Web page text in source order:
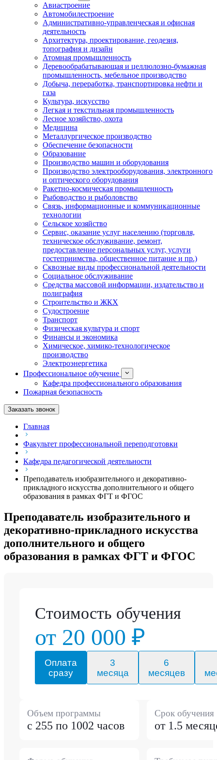
Авиастроение
Автомобилестроение
Административно-управленческая и офисная
деятельность
Архитектура, проектирование, геодезия,
топография и дизайн
Атомная промышленность
Деревообрабатывающая и целлюлозно-бумажная
промышленность, мебельное производство
Добыча, переработка, транспортировка нефти и
газа
Культура, искусство
Легкая и текстильная промышленность
Лесное хозяйство, охота
Медицина
Металлургическое производство
Обеспечение безопасности
Образование
Производство машин и оборудования
Производство электрооборудования, электронного
и оптического оборудования
Ракетно-космическая промышленность
Рыбоводство и рыболовство
Связь, информационные и коммуникационные
технологии
Сельское хозяйство
Сервис, оказание услуг населению (торговля,
техническое обслуживание, ремонт,
предоставление персональных услуг, услуги
гостеприимства, общественное питание и пр.)
Сквозные виды профессиональной деятельности
Социальное обслуживание
Средства массовой информации, издательство и
полиграфия
Строительство и ЖКХ
Судостроение
Транспорт
Физическая культура и спорт
Финансы и экономика
Химическое, химико-технологическое
производство
Электроэнергетика
Профессиональное обучение
Кафедра профессионального образования
Пожарная безопасность
Заказать звонок
Главная
Факультет профессиональной переподготовки
Кафедра педагогической деятельности
Преподаватель изобразительного и декоративно-
прикладного искусства дополнительного и общего
образования в рамках ФГТ и ФГОС
Преподаватель изобразительного и
декоративно-прикладного искусства
дополнительного и общего
образования в рамках ФГТ и ФГОС
Стоимость обучения
от 20 000 ₽
Оплата
сразу
3
месяца
6
месяцев
Объем программы
с 255 по 1002 часов
Срок обучения
от 1.5